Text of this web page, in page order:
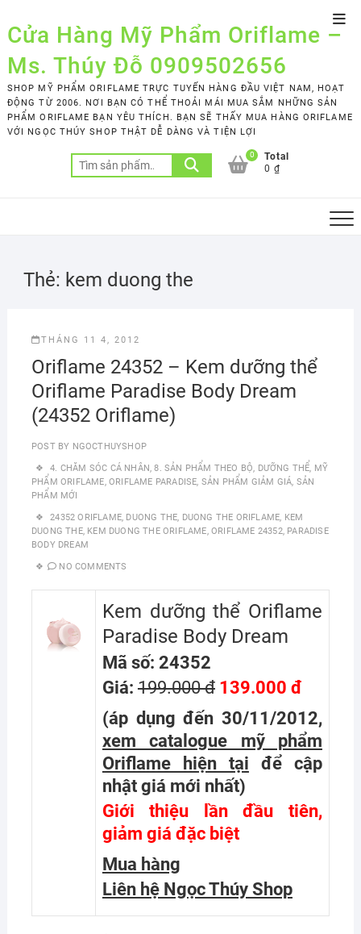
to
content
Cửa Hàng Mỹ Phẩm Oriflame –
Ms. Thúy Đỗ 0909502656
SHOP MỸ PHẨM ORIFLAME TRỰC TUYẾN HÀNG ĐẦU VIỆT NAM, HOẠT
ĐỘNG TỪ 2006. NƠI BẠN CÓ THỂ THOẢI MÁI MUA SẮM NHỮNG SẢN
PHẨM ORIFLAME BẠN YÊU THÍCH. BẠN SẼ THẤY MUA HÀNG ORIFLAME
VỚI NGỌC THÚY SHOP THẬT DỄ DÀNG VÀ TIỆN LỢI
Tìm
kiếm:
0
Total
0 ₫
Thẻ: kem duong the
THÁNG 11 4, 2012
Oriflame 24352 – Kem dưỡng thể
Oriflame Paradise Body Dream
(24352 Oriflame)
POST BY NGOCTHUYSHOP
4. CHĂM SÓC CÁ NHÂN,8. SẢN PHẨM THEO BỘ, DƯỠNG THỂ, MỸ
PHẨM ORIFLAME, ORIFLAME PARADISE, SẢN PHẨM GIẢM GIÁ, SẢN
PHẨM MỚI
24352 ORIFLAME, DUONG THE, DUONG THE ORIFLAME, KEM
DUONG THE, KEM DUONG THE ORIFLAME, ORIFLAME 24352, PARADISE
BODY DREAM
NO COMMENTS
Kem dưỡng thể Oriflame
Paradise Body Dream
Mã số: 24352
Giá: 199.000 đ139.000 đ
(áp dụng đến 30/11/2012,
xem catalogue mỹ phẩm
Oriflame hiện tại
để cập
nhật giá mới nhất)
Giới thiệu lần đầu tiên,
giảm giá đặc biệt
Mua hàng
Liên hệ Ngọc Thúy Shop